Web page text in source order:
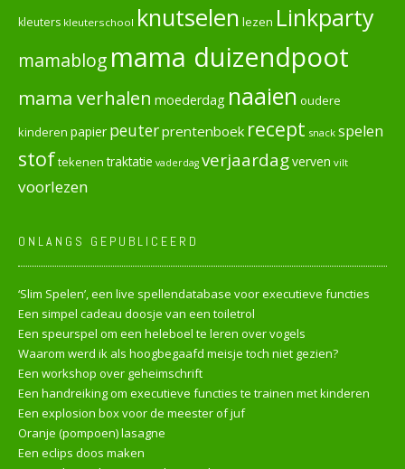
kleuters kleuterschool knutselen lezen Linkparty
mamablog mama duizendpoot
mama verhalen moederdag naaien oudere
kinderen papier peuterprentenboek recept snack spelen
stoftekenen traktatie vaderdag verjaardagverven vilt
voorlezen
ONLANGS GEPUBLICEERD
‘Slim Spelen’, een live spellendatabase voor executieve functies
Een simpel cadeau doosje van een toiletrol
Een speurspel om een heleboel te leren over vogels
Waarom werd ik als hoogbegaafd meisje toch niet gezien?
Een workshop over geheimschrift
Een handreiking om executieve functies te trainen met kinderen
Een explosion box voor de meester of juf
Oranje (pompoen) lasagne
Een eclips doos maken